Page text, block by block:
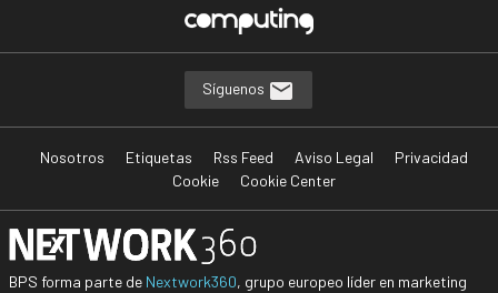
Síguenos
Nosotros Etiquetas Rss Feed Aviso Legal
Privacidad
Cookie
Cookie Center
BPS forma parte de Nextwork360, grupo europeo líder en marketing